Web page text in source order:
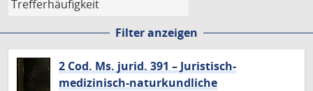
Filter anzeigen
2 Cod. Ms. jurid. 391 – Juristisch-
medizinisch-naturkundliche